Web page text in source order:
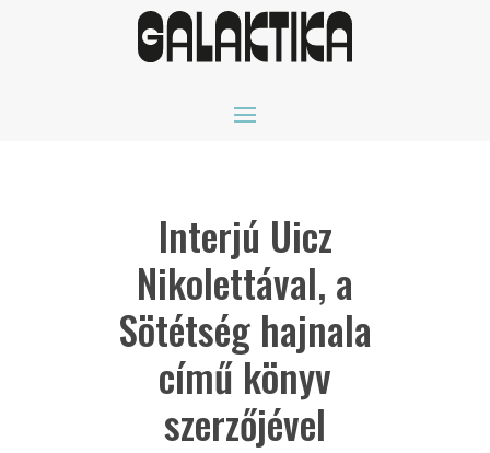
Interjú Uicz
Nikolettával, a
Sötétség hajnala
című könyv
szerzőjével